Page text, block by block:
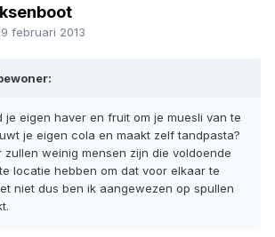
februari 2013
je eigen haver en fruit om je muesli van te
je eigen cola en maakt zelf tandpasta?
zullen weinig mensen zijn die voldoende
locatie hebben om dat voor elkaar te
niet dus ben ik aangewezen op spullen